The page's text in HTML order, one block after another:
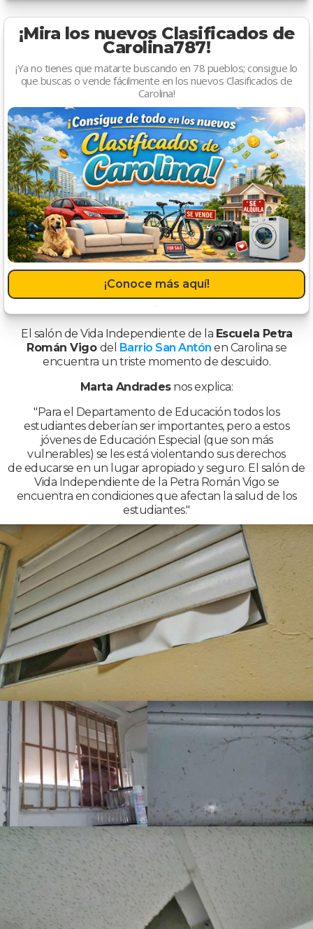
¡Mira los nuevos Clasificados de
Carolina787!
¡Ya no tienes que matarte buscando en 78 pueblos; consigue lo
que buscas o vende fácilmente en los nuevos Clasificados de
Carolina!
¡Conoce más aquí!
El salón de Vida Independiente de la Escuela Petra
Román Vigo del Barrio San Antón en Carolina se
encuentra un triste momento de descuido.
Marta Andradesnos explica:
"Para el Departamento de Educación todos los
estudiantes deberían ser importantes, pero a estos
jóvenes de Educación Especial (que son más
vulnerables) se les está violentando sus derechos
de educarse en un lugar apropiado y seguro. El salón de
Vida Independiente de la Petra Román Vigo se
encuentra en condiciones que afectan la salud de los
estudiantes."